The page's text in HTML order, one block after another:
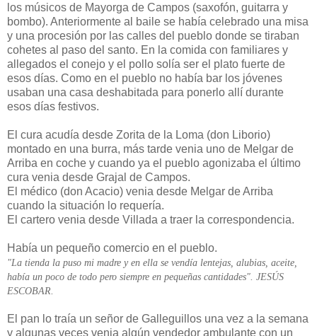
los músicos de Mayorga de Campos (saxofón, guitarra y
bombo). Anteriormente al baile se había celebrado una misa
y una procesión por las calles del pueblo donde se tiraban
cohetes al paso del santo. En la comida con familiares y
allegados el conejo y el pollo solía ser el plato fuerte de
esos días. Como en el pueblo no había bar los jóvenes
usaban una casa deshabitada para ponerlo allí durante
esos días festivos.
El cura acudía desde Zorita de la Loma (don Liborio)
montado en una burra, más tarde venia uno de Melgar de
Arriba en coche y cuando ya el pueblo agonizaba el último
cura venia desde Grajal de Campos.
El médico (don Acacio) venia desde Melgar de Arriba
cuando la situación lo requería.
El cartero venia desde Villada a traer la correspondencia.
Había un pequeño comercio en el pueblo.
"La tienda la puso mi madre y en ella se vendía lentejas, alubias, aceite,
había un poco de todo pero siempre en pequeñas cantidades". JESÚS
ESCOBAR.
El pan lo traía un señor de Galleguillos una vez a la semana
y algunas veces venia algún vendedor ambulante con un